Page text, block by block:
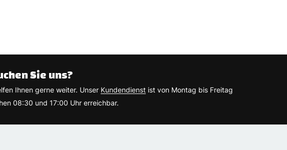
Sie uns?
Ihnen gerne weiter. Unser Kundendienst ist von Montag bis Freitag
08:30 und 17:00 Uhr erreichbar.